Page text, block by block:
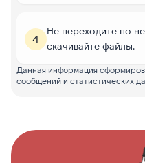
4
Не переходите по
скачивайте файлы.
Данная информация
сообщений и статистических